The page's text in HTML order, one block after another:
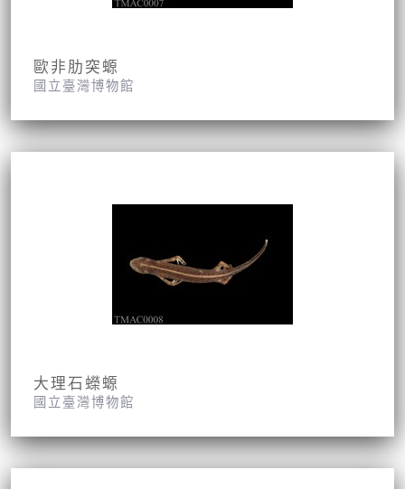
歐非肋突螈
國立臺灣博物館
大理石蠑螈
國立臺灣博物館